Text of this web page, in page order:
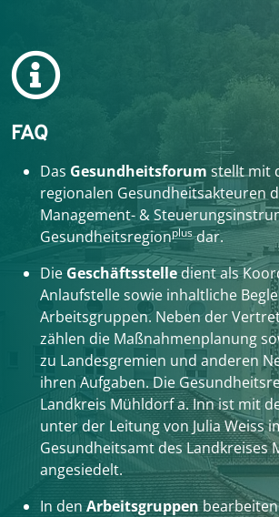
FAQ
Das Gesundheitsforum stellt mit
regionalen Gesundheitsakteuren
Management- &
Gesundheitsregionplusdar.
Die Geschäftsstelledient als
Anlaufstelle sowie inhaltliche
Arbeitsgruppen. Neben der
zählen die Maßnahmenplanung
zu Landesgremien und anderen
ihren Aufgaben. Die
Landkreis Mühldorf a. Inn ist mit
unter der Leitung von Julia Weiss
Gesundheitsamt des Landkreises
angesiedelt.
In den Arbeitsgruppen